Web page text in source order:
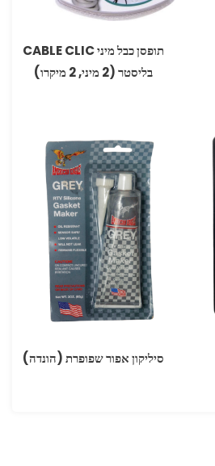
תופסן כבל מיני ‏‏CABLE CLIC
בליסטר (2 מיני, 2 מיקרו)
סיליקון אפור שפופרת (הונדה)